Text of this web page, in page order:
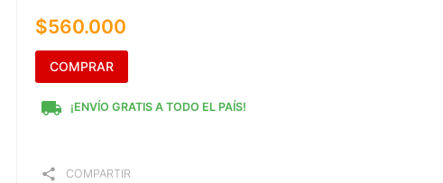
$560.000
COMPRAR
local_shipping ¡ENVÍO GRATIS A TODO EL PAÍS!
share COMPARTIR